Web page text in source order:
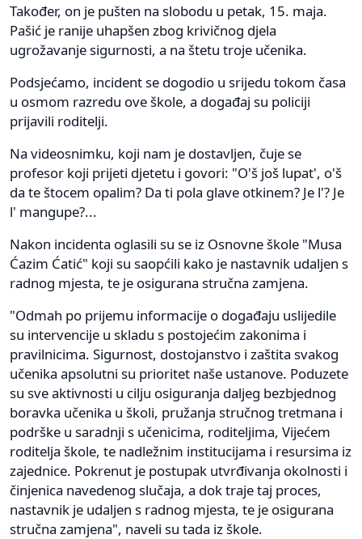
Također, on je pušten na slobodu u petak, 15. maja.
Pašić je ranije uhapšen zbog krivičnog djela
ugrožavanje sigurnosti, a na štetu troje učenika.
Podsjećamo, incident se dogodio u srijedu tokom časa
u osmom razredu ove škole, a događaj su policiji
prijavili roditelji.
Na videosnimku, koji nam je dostavljen, čuje se
profesor koji prijeti djetetu i govori: "O'š još lupat', o'š
da te štocem opalim? Da ti pola glave otkinem? Je l'? Je
l' mangupe?...
Nakon incidenta oglasili su se iz Osnovne škole "Musa
Ćazim Ćatić" koji su saopćili kako je nastavnik udaljen s
radnog mjesta, te je osigurana stručna zamjena.
"Odmah po prijemu informacije o događaju uslijedile
su intervencije u skladu s postojećim zakonima i
pravilnicima. Sigurnost, dostojanstvo i zaštita svakog
učenika apsolutni su prioritet naše ustanove. Poduzete
su sve aktivnosti u cilju osiguranja daljeg bezbjednog
boravka učenika u školi, pružanja stručnog tretmana i
podrške u saradnji s učenicima, roditeljima, Vijećem
roditelja škole, te nadležnim institucijama i resursima iz
zajednice. Pokrenut je postupak utvrđivanja okolnosti i
činjenica navedenog slučaja, a dok traje taj proces,
nastavnik je udaljen s radnog mjesta, te je osigurana
stručna zamjena", naveli su tada iz škole.